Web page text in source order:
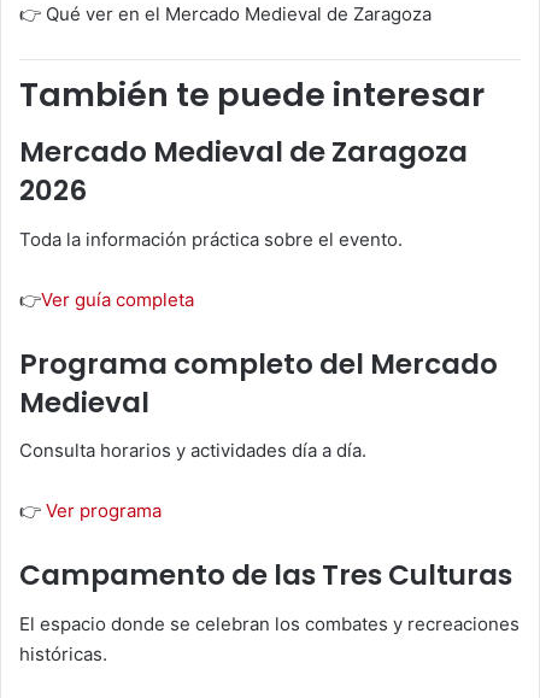
👉 Qué ver en el Mercado Medieval de Zaragoza
También te puede interesar
Mercado Medieval de Zaragoza
2026
Toda la información práctica sobre el evento.
👉Ver guía completa
Programa completo del Mercado
Medieval
Consulta horarios y actividades día a día.
👉 Ver programa
Campamento de las Tres Culturas
El espacio donde se celebran los combates y recreaciones
históricas.